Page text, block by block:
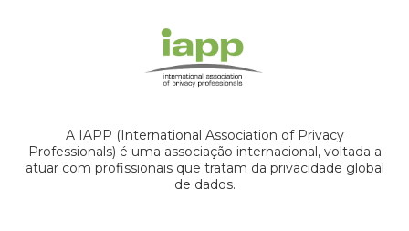
A IAPP (International Association of Privacy
Professionals) é uma associação internacional, voltada a
atuar com profissionais que tratam da privacidade global
de dados.